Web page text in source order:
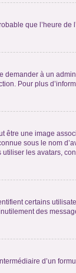
que l’heure
à un
Pour plus
être une image
sous le nom
les avatars,
certains
des
d’un